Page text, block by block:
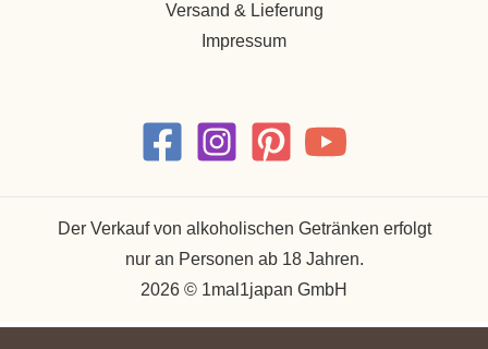
Versand & Lieferung
Impressum
Der Verkauf von alkoholischen Getränken erfolgt
nur an Personen ab 18 Jahren.
2026 © 1mal1japan GmbH